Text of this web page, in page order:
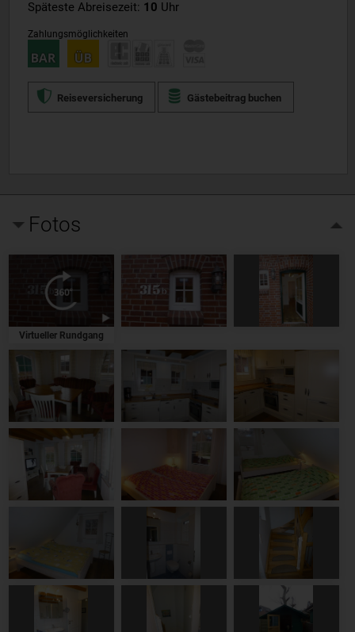
Späteste Abreisezeit: 10 Uhr
Zahlungsmöglichkeiten
Reiseversicherung Gästebeitrag buchen
Fotos
Virtueller Rundgang